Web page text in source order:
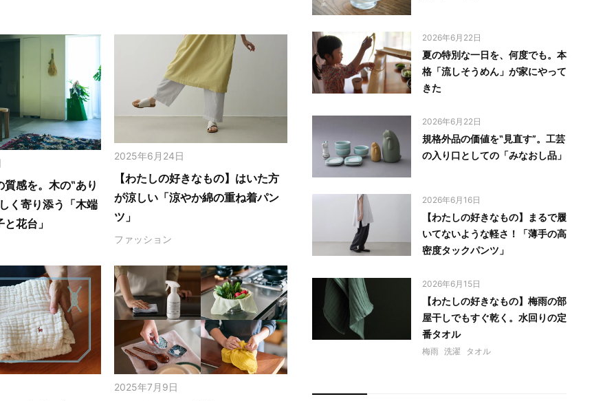
感を。木の‟あり
く寄り添う「木端
花台」
2025年6月24日
【わたしの好きなもの】はいた方
が涼しい「涼やか綿の重ね着パン
ツ」
ファッション
2025年7月9日
2026年6月22日
夏の特別な一日を、何度でも。本
格「流しそうめん」が家にやって
きた
2026年6月22日
規格外品の価値を‟見直す”。工芸
の入り口としての「みなおし品」
2026年6月16日
【わたしの好きなもの】まるで履
いてないような軽さ！「薄手の高
密度タックパンツ」
2026年6月15日
【わたしの好きなもの】梅雨の部
屋干しでもすぐ乾く。水回りの定
番タオル
梅雨 洗濯 タオル